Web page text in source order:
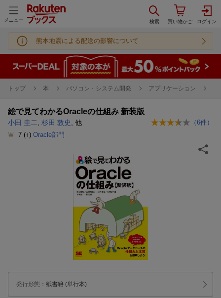
メニュー
熊本地震による配送の影響について
トップ 本 パソコン・システム開発 アプリケーション
絵で見てわかるOracleの仕組み 新装版
小田 圭二 杉田 敦史 , 他 （6件）
7 (↑) Oracle部門
発行形態 ： 紙書籍 (単行本)